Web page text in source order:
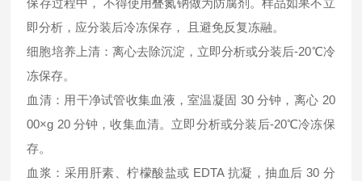
保存过程中， 不得使用叠氮钠做为防腐剂。样品如果不立
即分析，应分装后冷冻保存， 且避免反复冻融。
细胞培养上清：离心去除沉淀，立即分析或分装后-20℃冷
冻保存。
血清：用干净试管收集血液，室温凝固 30 分钟，离心 20
00×g 20 分钟，收集血清。立即分析或分装后-20℃冷冻保
存。
血浆：采用肝素、柠檬酸盐或 EDTA 抗凝，抽血后 30 分